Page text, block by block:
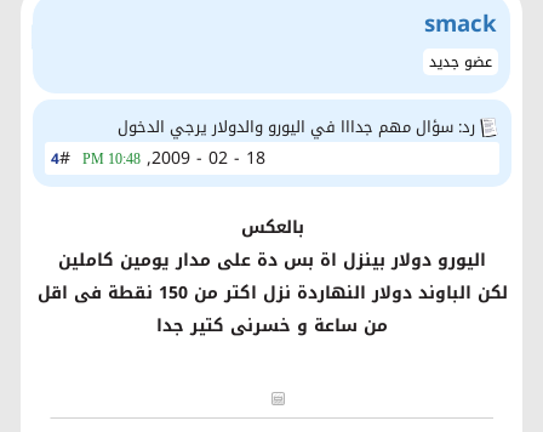
smack
عضو جديد
رد: سؤال مهم جدااا في اليورو والدولار يرجي الدخول
4# 18 - 02 - 2009,
10:48 PM
بالعكس
اليورو دولار بينزل اة بس دة على مدار يومين كاملين
لكن الباوند دولار النهاردة نزل اكتر من 150 نقطة فى اقل
من ساعة و خسرنى كتير جدا